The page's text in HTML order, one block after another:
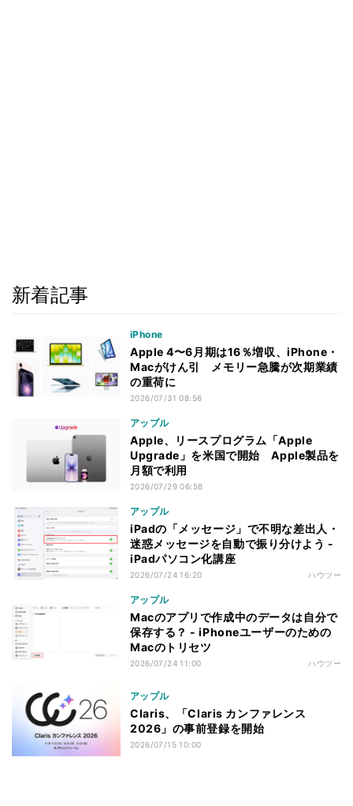
新着記事
iPhone
Apple 4〜6月期は16％増収、iPhone・
Macがけん引 メモリー急騰が次期業績
の重荷に
2026/07/31 08:56
アップル
Apple、リースプログラム「Apple
Upgrade」を米国で開始 Apple製品を
月額で利用
2026/07/29 06:58
アップル
iPadの「メッセージ」で不明な差出人・
迷惑メッセージを自動で振り分けよう -
iPadパソコン化講座
2026/07/24 16:20 ハウツー
アップル
Macのアプリで作成中のデータは自分で
保存する？ - iPhoneユーザーのための
Macのトリセツ
2026/07/24 11:00 ハウツー
アップル
Claris、「Claris カンファレンス
2026」の事前登録を開始
2026/07/15 10:00